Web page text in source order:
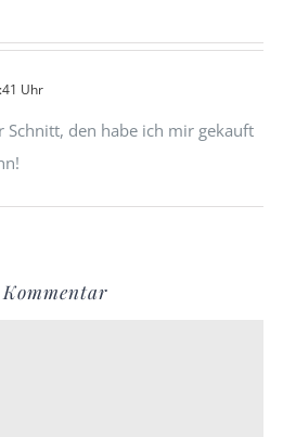
Uhr
Schnitt, den habe ich mir gekauft